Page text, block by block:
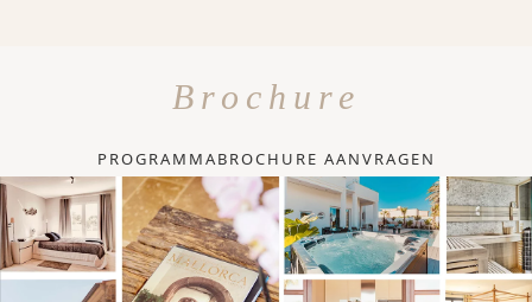
Brochure
PROGRAMMABROCHURE AANVRAGEN